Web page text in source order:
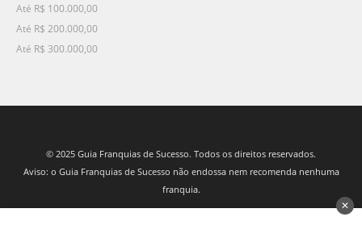
Até R$ 100.000,00
Até R$ 200.000,00
Até R$ 300.000,00
© 2025 Guia Franquias de Sucesso. Todos os direitos reservados.
Aviso: o Guia Franquias de Sucesso não endossa nem recomenda nenhuma
franquia.
✕